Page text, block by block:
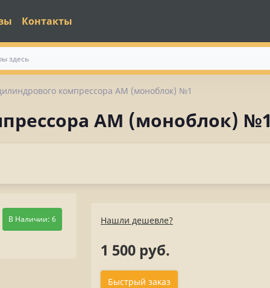
Контакты
компрессора АМ (моноблок) №1
АМ (моноблок) №1
В Наличии: 6 Нашли дешевле?
1 500 руб.
Быстрый заказ